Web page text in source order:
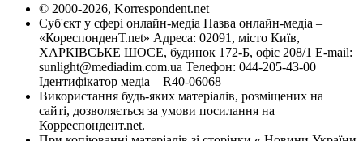
© 2000-2026, Korrespondent.net
Суб'єкт у сфері онлайн-медіа Назва онлайн-медіа –
«КореспонденТ.net» Адреса: 02091, місто Київ,
ХАРКІВСЬКЕ ШОСЕ, будинок 172-Б, офіс 208/1 E-mail:
sunlight@mediadim.com.ua Телефон: 044-205-43-00
Ідентифікатор медіа – R40-06068
Використання будь-яких матеріалів, розміщених на
сайті, дозволяється за умови посилання на
Корреспондент.net.